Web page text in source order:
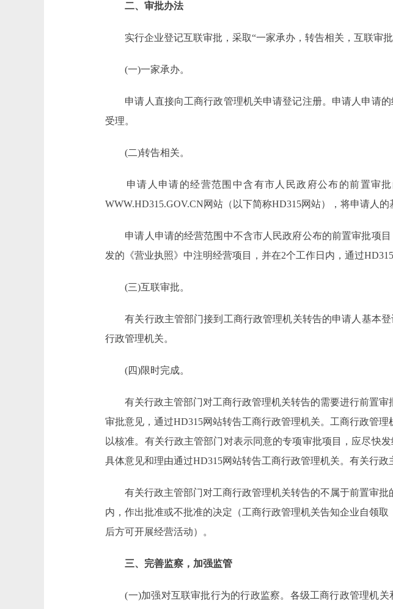
二、审批办法
实行企业登记互联审批，采取“一家承办，转告相关，互联审批
(一)一家承办。
申请人直接向工商行政管理机关申请登记注册。申请人申请的
受理。
(二)转告相关。
申请人申请的经营范围中含有市人民政府公布的前置审批
WWW.HD315.GOV.CN网站（以下简称HD315网站），将申请人
申请人申请的经营范围中不含市人民政府公布的前置审批项目
发的《营业执照》中注明经营项目，并在2个工作日内，通过
(三)互联审批。
有关行政主管部门接到工商行政管理机关转告的申请人基本登
行政管理机关。
(四)限时完成。
有关行政主管部门对工商行政管理机关转告的需要进行前置审
审批意见，通过HD315网站转告工商行政管理机关。工商行政管
以核准。有关行政主管部门对表示同意的专项审批项目，应尽快
具体意见和理由通过HD315网站转告工商行政管理机关。有关行政
有关行政主管部门对工商行政管理机关转告的不属于前置审批
内，作出批准或不批准的决定（工商行政管理机关告知企业自领
后方可开展经营活动）。
三、完善监察，加强监管
(一)加强对互联审批行为的行政监察。各级工商行政管理机关